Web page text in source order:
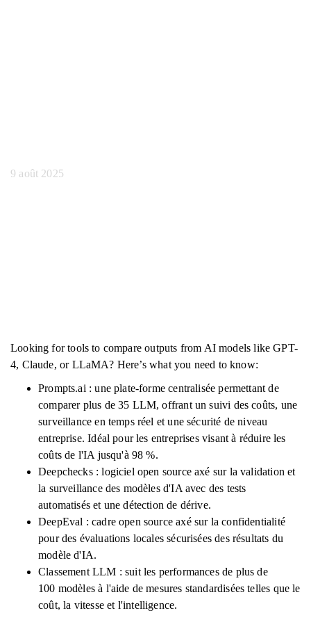
9 août 2025
Looking for tools to compare outputs from AI models like GPT-
4, Claude, or LLaMA? Here’s what you need to know:
Prompts.ai : une plate-forme centralisée permettant de
comparer plus de 35 LLM, offrant un suivi des coûts, une
surveillance en temps réel et une sécurité de niveau
entreprise. Idéal pour les entreprises visant à réduire les
coûts de l'IA jusqu'à 98 %.
Deepchecks : logiciel open source axé sur la validation et
la surveillance des modèles d'IA avec des tests
automatisés et une détection de dérive.
DeepEval : cadre open source axé sur la confidentialité
pour des évaluations locales sécurisées des résultats du
modèle d'IA.
Classement LLM : suit les performances de plus de
100 modèles à l'aide de mesures standardisées telles que le
coût, la vitesse et l'intelligence.